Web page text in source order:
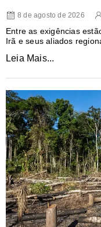
8 de agosto de 2026
Entre as exigências
Irã e seus aliados
Leia Mais...